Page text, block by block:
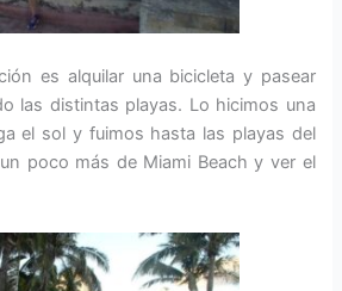
es alquilar una bicicleta y pasear
las distintas playas. Lo hicimos una
el sol y fuimos hasta las playas del
poco más de Miami Beach y ver el